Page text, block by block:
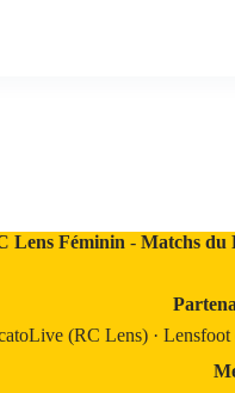
Lens Féminin - Matchs du
(RC Lens) · Lensfoot